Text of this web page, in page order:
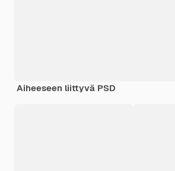
Aiheeseen liittyvä PSD